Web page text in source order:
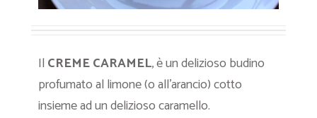
Il CREME CARAMEL, è un delizioso budino
profumato al limone (o all’arancio) cotto
insieme ad un delizioso caramello.